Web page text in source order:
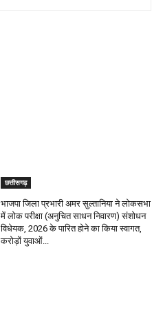
छत्तीसगढ़
भाजपा जिला प्रभारी अमर सुल्तानिया ने लोकसभा
में लोक परीक्षा (अनुचित साधन निवारण) संशोधन
विधेयक, 2026 के पारित होने का किया स्वागत,
करोड़ों युवाओं...